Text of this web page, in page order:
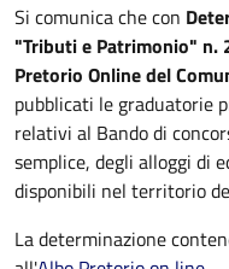
Si comunica che con
"Tributi e Patrimonio" n.
Pretorio Online del
pubblicati le graduatorie
relativi al Bando di
semplice, degli alloggi di
disponibili nel territorio
La determinazione